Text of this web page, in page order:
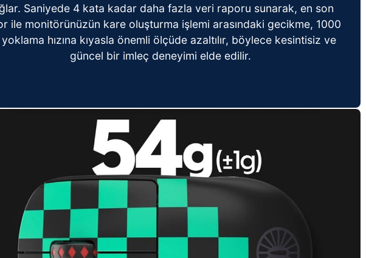
Saniyede 4 kata kadar daha fazla veri raporu sunarak, en son
ile monitörünüzün kare oluşturma işlemi arasındaki gecikme, 1000
hızına kıyasla önemli ölçüde azaltılır, böylece kesintisiz ve
güncel bir imleç deneyimi elde edilir.